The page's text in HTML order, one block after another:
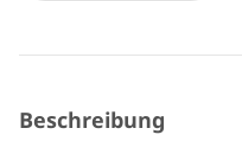
Beschreibung